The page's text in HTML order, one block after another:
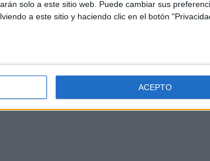
solo a este sitio web. Puede cambiar sus
a este sitio y haciendo clic en el botón
ACEPTO
personal de dos profesores Ginés y
de los contenidos que encontramos
tiempo, que sus tareas como docentes, y